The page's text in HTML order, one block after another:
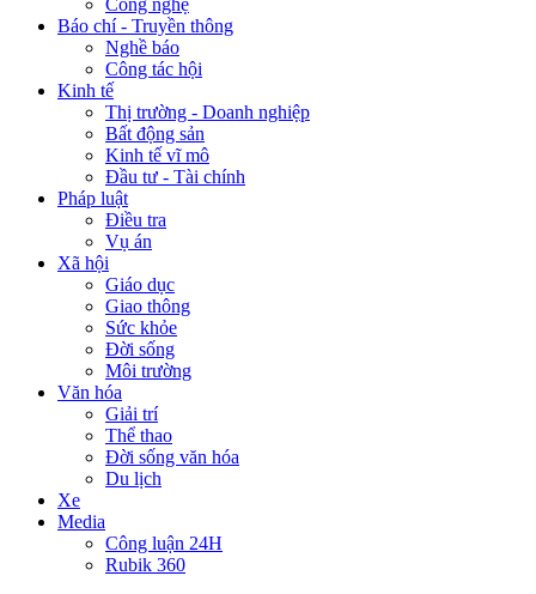
Công nghệ
Báo chí - Truyền thông
Nghề báo
Công tác hội
Kinh tế
Thị trường - Doanh nghiệp
Bất động sản
Kinh tế vĩ mô
Đầu tư - Tài chính
Pháp luật
Điều tra
Vụ án
Xã hội
Giáo dục
Giao thông
Sức khỏe
Đời sống
Môi trường
Văn hóa
Giải trí
Thể thao
Đời sống văn hóa
Du lịch
Xe
Media
Công luận 24H
Rubik 360